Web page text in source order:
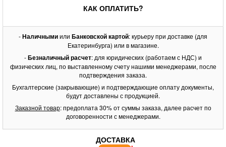
КАК ОПЛАТИТЬ?
-Наличнымиили Банковской картой: курьеру при доставке (для
Екатеринбурга) или в магазине.
-Безналичный расчет: для юридических (работаем с НДС) и
физических лиц, по выставленному счету нашими менеджерами, после
подтверждения заказа.
Бухгалтерские (закрывающие) и подтверждающие оплату документы,
будут доставлены с продукцией.
Заказной товар: предоплата 30% от суммы заказа, далее расчет по
договоренности с менеджерами.
ДОСТАВКА